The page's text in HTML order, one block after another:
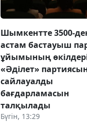
Шымкентте 3500-
астам бастауыш
ұйымының
«Әділет»
сайлауалды
бағдарламасын
талқылады
Бүгін, 13:29